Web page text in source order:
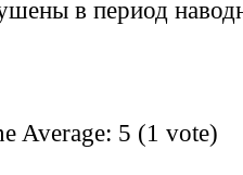
в период
Average: 5 (1 vote)